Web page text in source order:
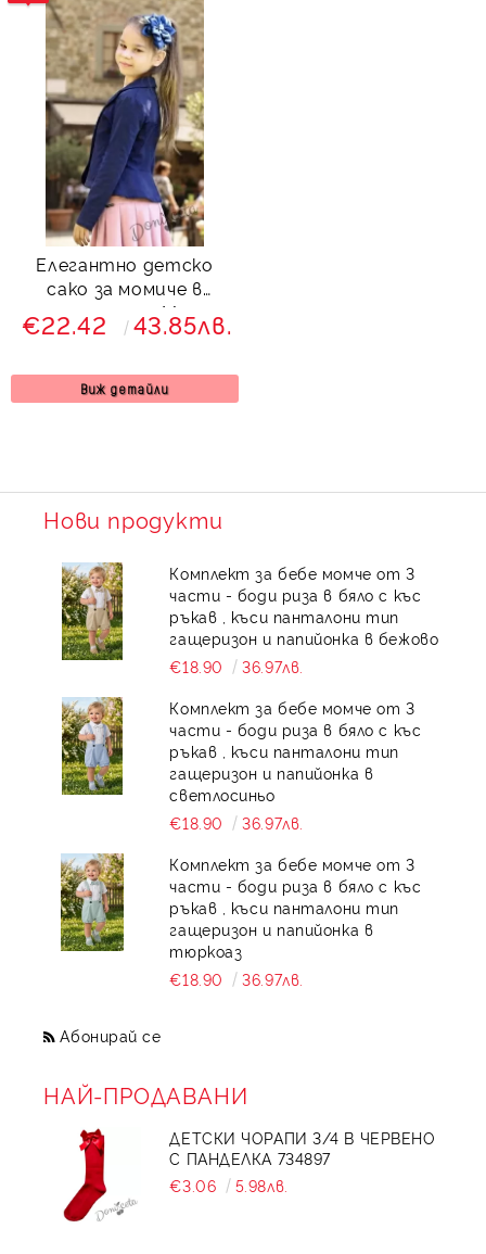
Елегантно детско
сако за момиче в
тъмносиньо Мери
€22.42 43.85лв.
Виж детайли
Нови продукти
Комплект за бебе момче от 3
части - боди риза в бяло с къс
ръкав , къси панталони тип
гащеризон и папийонка в бежово
€18.90
36.97лв.
Комплект за бебе момче от 3
части - боди риза в бяло с къс
ръкав , къси панталони тип
гащеризон и папийонка в
светлосиньо
€18.90
36.97лв.
Комплект за бебе момче от 3
части - боди риза в бяло с къс
ръкав , къси панталони тип
гащеризон и папийонка в
тюркоаз
€18.90
36.97лв.
Абонирай се
НАЙ-ПРОДАВАНИ
ДЕТСКИ ЧОРАПИ 3/4 В ЧЕРВЕНО
С ПАНДЕЛКА 734897
€3.06
5.98лв.